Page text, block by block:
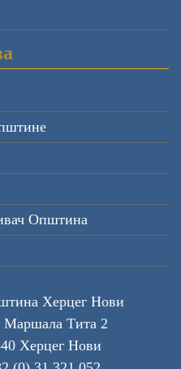
Општина
Херцег Нови
Маршала Тита 2
Херцег Нови